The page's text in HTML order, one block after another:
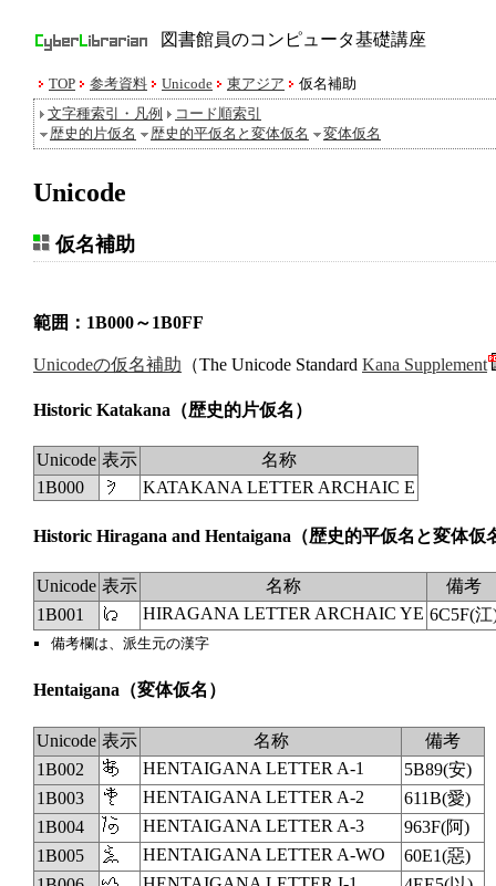
図書館員のコンピュータ基礎講座
TOP 参考資料 Unicode 東アジア
仮名補助
文字種索引・凡例
コード順索引
歴史的片仮名
歴史的平仮名と変体仮名 変体仮名
Unicode
仮名補助
範囲：1B000～1B0FF
Unicodeの仮名補助 （The Unicode Standard Kana Supplement
Historic Katakana （歴史的片仮名）
Unicode 表示
名称
1B000
𛀀 KATAKANA LETTER ARCHAIC E
Historic Hiragana and Hentaigana （歴史的平仮名と変体仮
Unicode 表示 名称
備考
1B001
𛀁 HIRAGANA LETTER ARCHAIC YE 6C5F(江
備考欄は、派生元の漢字
Hentaigana （変体仮名）
Unicode 表示 名称
備考
1B002
𛀂 HENTAIGANA LETTER A-1
5B89(安)
1B003
𛀃 HENTAIGANA LETTER A-2
611B(愛)
1B004
𛀄 HENTAIGANA LETTER A-3
963F(阿)
1B005
𛀅 HENTAIGANA LETTER A-WO
60E1(惡)